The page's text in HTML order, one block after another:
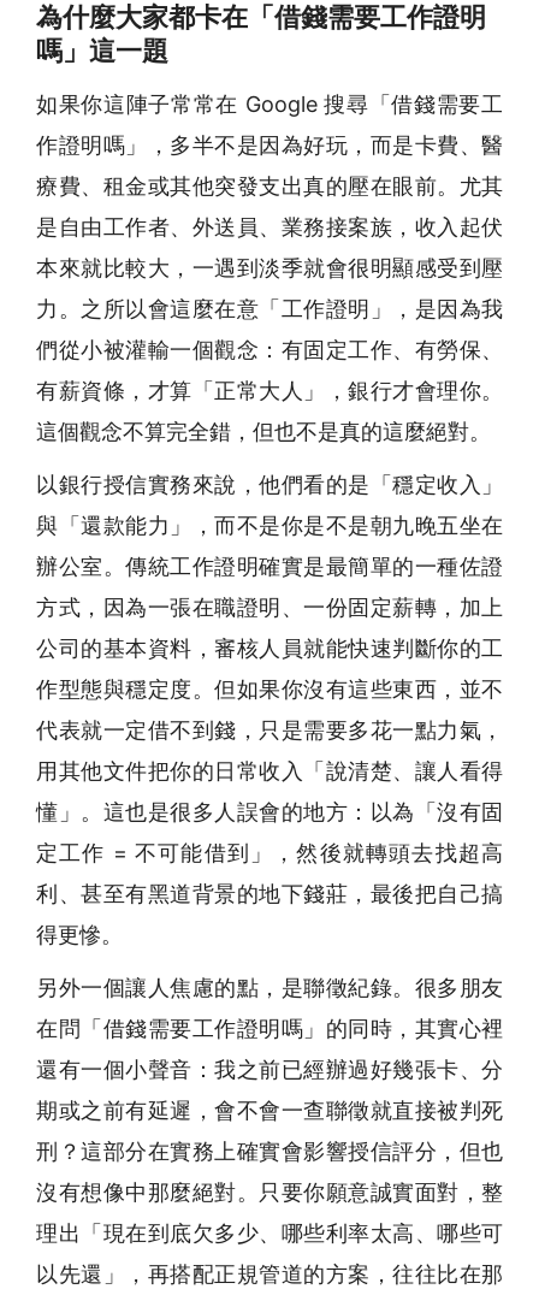
為什麼大家都卡在「借錢需要工作證明
嗎」這一題
如果你這陣子常常在 Google 搜尋「借錢需要工
作證明嗎」，多半不是因為好玩，而是卡費、醫
療費、租金或其他突發支出真的壓在眼前。尤其
是自由工作者、外送員、業務接案族，收入起伏
本來就比較大，一遇到淡季就會很明顯感受到壓
力。之所以會這麼在意「工作證明」，是因為我
們從小被灌輸一個觀念：有固定工作、有勞保、
有薪資條，才算「正常大人」，銀行才會理你。
這個觀念不算完全錯，但也不是真的這麼絕對。
以銀行授信實務來說，他們看的是「穩定收入」
與「還款能力」，而不是你是不是朝九晚五坐在
辦公室。傳統工作證明確實是最簡單的一種佐證
方式，因為一張在職證明、一份固定薪轉，加上
公司的基本資料，審核人員就能快速判斷你的工
作型態與穩定度。但如果你沒有這些東西，並不
代表就一定借不到錢，只是需要多花一點力氣，
用其他文件把你的日常收入「說清楚、讓人看得
懂」。這也是很多人誤會的地方：以為「沒有固
定工作 = 不可能借到」，然後就轉頭去找超高
利、甚至有黑道背景的地下錢莊，最後把自己搞
得更慘。
另外一個讓人焦慮的點，是聯徵紀錄。很多朋友
在問「借錢需要工作證明嗎」的同時，其實心裡
還有一個小聲音：我之前已經辦過好幾張卡、分
期或之前有延遲，會不會一查聯徵就直接被判死
刑？這部分在實務上確實會影響授信評分，但也
沒有想像中那麼絕對。只要你願意誠實面對，整
理出「現在到底欠多少、哪些利率太高、哪些可
以先還」，再搭配正規管道的方案，往往比在那